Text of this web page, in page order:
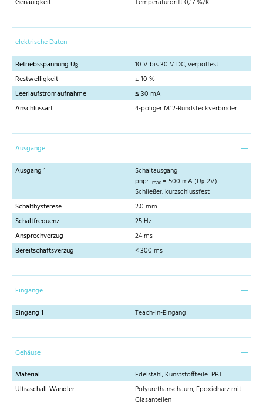
Genauigkeit Temperaturdrift 0,17 %/K
elektrische Daten
Betriebsspannung UB
10 V bis 30 V DC, verpolfest
Restwelligkeit
± 10 %
Leerlaufstromaufnahme
≤ 30 mA
Anschlussart
4-poliger M12-Rundsteckverbinder
Ausgänge
Ausgang 1
Schaltausgang
pnp: Imax = 500 mA (UB-2V)
Schließer, kurzschlussfest
Schalthysterese
2,0 mm
Schaltfrequenz
25 Hz
Ansprechverzug
24 ms
Bereitschaftsverzug
< 300 ms
Eingänge
Eingang 1
Teach-in-Eingang
Gehäuse
Material
Edelstahl, Kunststoffteile: PBT
Ultraschall-Wandler
Polyurethanschaum, Epoxidharz mit
Glasanteilen